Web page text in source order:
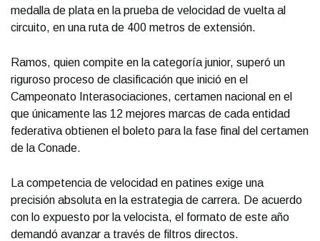
medalla de plata en la prueba de velocidad de vuelta al
circuito, en una ruta de 400 metros de extensión.
Ramos, quien compite en la categoría junior, superó un
riguroso proceso de clasificación que inició en el
Campeonato Interasociaciones, certamen nacional en el
que únicamente las 12 mejores marcas de cada entidad
federativa obtienen el boleto para la fase final del certamen
de la Conade.
La competencia de velocidad en patines exige una
precisión absoluta en la estrategia de carrera. De acuerdo
con lo expuesto por la velocista, el formato de este año
demandó avanzar a través de filtros directos.